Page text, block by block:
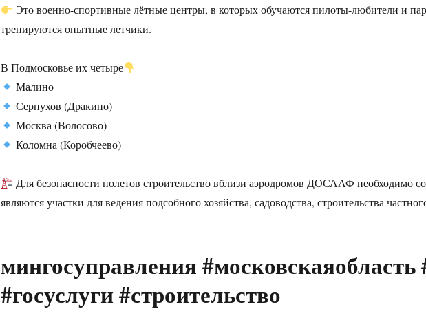
Это военно-спортивные лётные центры, в которых обучаются пилоты-любители и
тренируются опытные летчики.
В Подмосковье их четыре
Малино
Серпухов (Дракино)
Москва (Волосово)
Коломна (Коробчеево)
Для безопасности полетов строительство вблизи аэродромов ДОСААФ необходимо
являются участки для ведения подсобного хозяйства, садоводства, строительства
мингосуправления #московскаяобласть
#госуслуги #строительство